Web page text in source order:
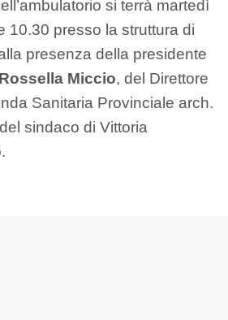
si terrà martedì
10.30 presso la struttura di
presenza della presidente
Rossella Miccio, del Direttore
Sanitaria Provinciale arch.
sindaco di Vittoria
.